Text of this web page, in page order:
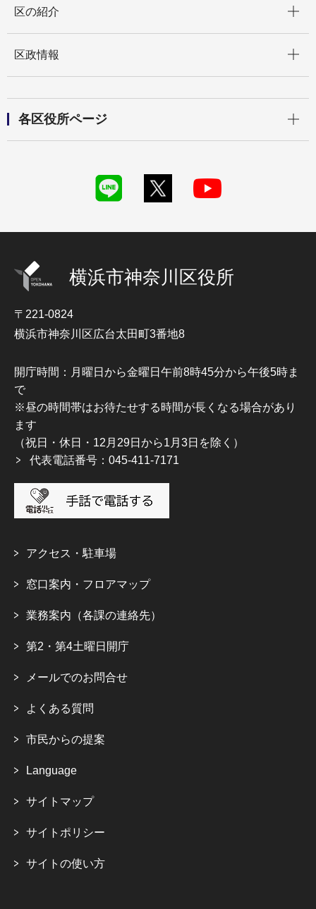
区の紹介
区政情報
各区役所ページ
横浜市神奈川区役所
〒221-0824
横浜市神奈川区広台太田町3番地8
開庁時間：月曜日から金曜日午前8時45分から午後5時ま
で
※昼の時間帯はお待たせする時間が長くなる場合があり
ます
（祝日・休日・12月29日から1月3日を除く）
代表電話番号：045-411-7171
アクセス・駐車場
窓口案内・フロアマップ
業務案内（各課の連絡先）
第2・第4土曜日開庁
メールでのお問合せ
よくある質問
市民からの提案
Language
サイトマップ
サイトポリシー
サイトの使い方